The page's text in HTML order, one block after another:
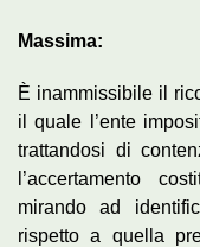
Massima:
È inammissibile il
il quale l’ente
trattandosi di
l’accertamento
mirando ad
rispetto a quella